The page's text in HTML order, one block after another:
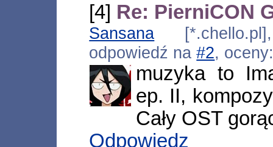
[4] Re: PierniCON
Sansana
odpowiedź na#2,
muzyka to
ep. II,
Cały OST
Odpowiedz